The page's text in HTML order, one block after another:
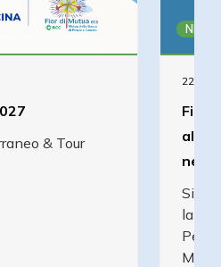
& Tour
NEWS
22/05/
Fior
Si è
la